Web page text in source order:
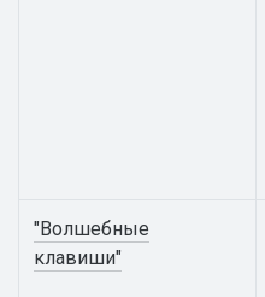
"Волшебные
клавиши"